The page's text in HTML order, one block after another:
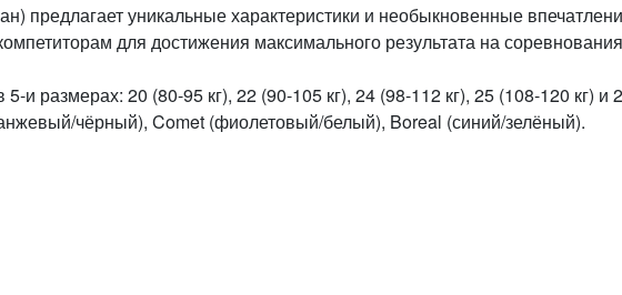
предлагает уникальные характеристики и необыкновенные
для достижения максимального результата на
5-и размерах: 20 (80-95 кг), 22 (90-105 кг), 24 (98-112 кг), 25 (108-120 кг) и
чёрный), Comet (фиолетовый/белый), Boreal (синий/зелёный).